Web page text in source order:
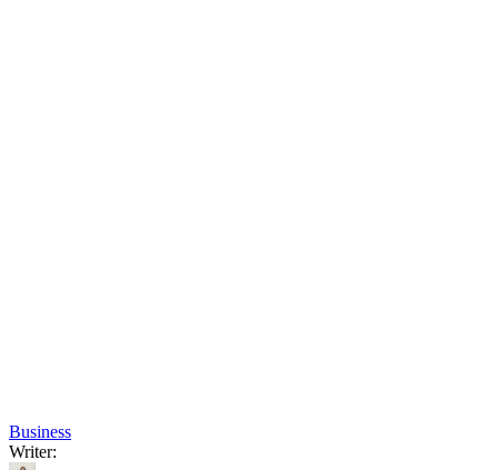
Business
Writer: